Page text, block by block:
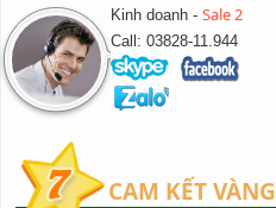
Kinh doanh - Sale 2
Call: 03828-11.944
CAM KẾT VÀNG